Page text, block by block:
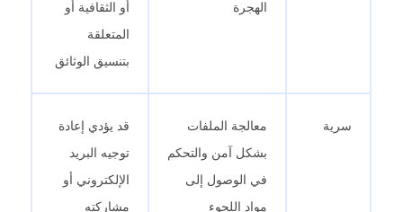
الهجرة
أو الثقافية أو
المتعلقة
بتنسيق الوثائق
سرية
معالجة الملفات
بشكل آمن والتحكم
في الوصول إلى
مواد اللجوء
قد يؤدي إعادة
توجيه البريد
الإلكتروني أو
مشاركته